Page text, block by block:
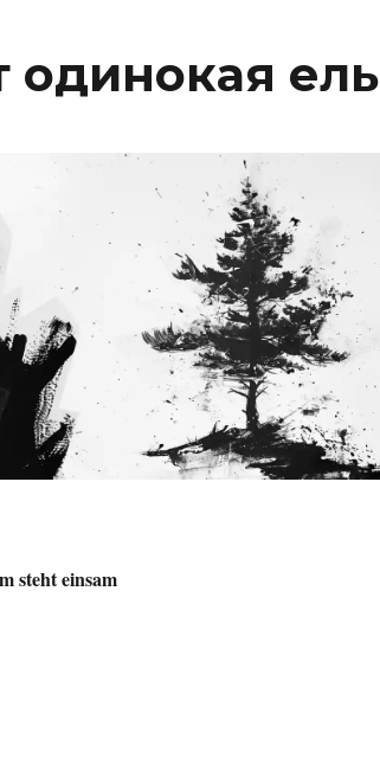
одинокая ель
steht einsam